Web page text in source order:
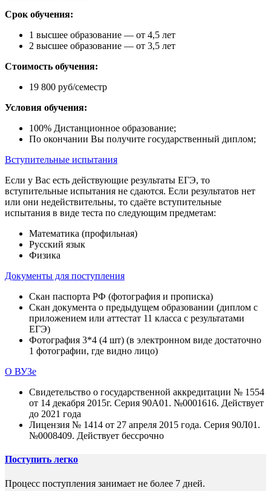
Срок обучения:
1 высшее образование — от 4,5 лет
2 высшее образование — от 3,5 лет
Стоимость обучения:
19 800 руб/семестр
Условия обучения:
100% Дистанционное образование;
По окончании Вы получите государственный диплом;
Вступительные испытания
Если у Вас есть действующие результаты ЕГЭ, то
вступительные испытания не сдаются. Если результатов нет
или они недействительны, то сдаёте вступительные
испытания в виде теста по следующим предметам:
Математика (профильная)
Русский язык
Физика
Документы для поступления
Скан паспорта РФ (фотография и прописка)
Скан документа о предыдущем образовании (диплом с
приложением или аттестат 11 класса с результатами
ЕГЭ)
Фотография 3*4 (4 шт) (в электронном виде достаточно
1 фотографии, где видно лицо)
О ВУЗе
Свидетельство о государственной аккредитации № 1554
от 14 декабря 2015г. Серия 90А01. №0001616. Действует
до 2021 года
Лицензия № 1414 от 27 апреля 2015 года. Серия 90Л01.
№0008409. Действует бессрочно
Поступить легко
Процесс поступления занимает не более 7 дней.